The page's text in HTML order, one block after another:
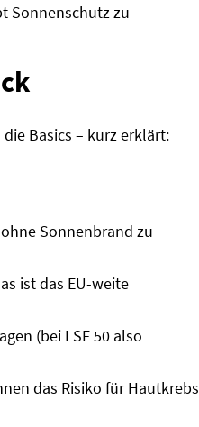
Sonnenschutz zu
Basics – kurz erklärt:
Sonnenbrand zu
ist das EU-weite
(bei LSF 50 also
das Risiko für Hautkrebs